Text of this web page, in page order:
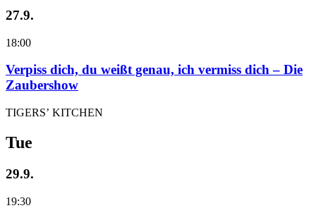
27.9.
18:00
Verpiss dich, du weißt genau, ich vermiss dich – Die
Zaubershow
TIGERS’ KITCHEN
Tue
29.9.
19:30